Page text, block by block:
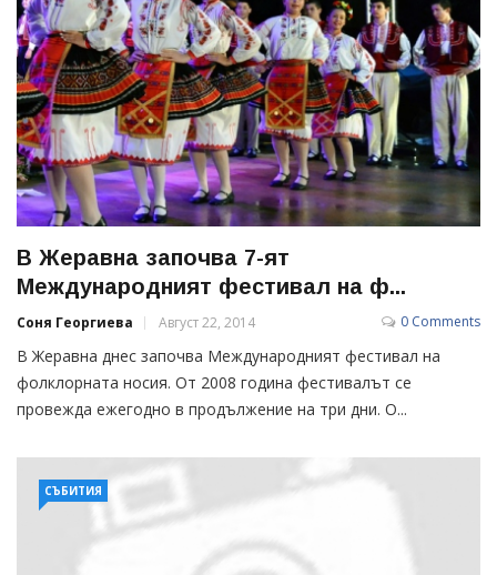
В Жеравна започва 7-ят
Международният фестивал на ф...
Соня Георгиева Август 22, 2014 0 Comments
В Жеравна днес започва Международният фестивал на
фолклорната носия. От 2008 година фестивалът се
провежда ежегодно в продължение на три дни. О...
СЪБИТИЯ